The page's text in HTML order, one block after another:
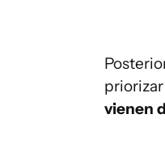
priorizar
vienen